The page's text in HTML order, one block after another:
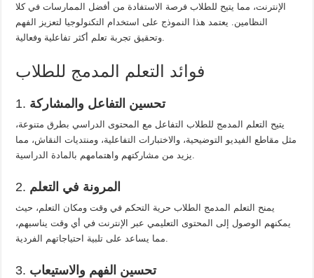
الإنترنت، مما يتيح للطلاب فرصة الاستفادة من أفضل الممارسات في كلا
النظامين. يعتمد هذا النموذج على استخدام التكنولوجيا لتعزيز الفهم
فوائد التعلم المدمج للطلاب
1. تحسين التفاعل والمشاركة
يتيح التعلم المدمج للطلاب التفاعل مع المحتوى الدراسي بطرق متنوعة،
مثل مقاطع الفيديو التوضيحية، والاختبارات التفاعلية، ومنتديات النقاش، مما
2. المرونة في التعلم
يمنح التعلم المدمج الطلاب حرية التحكم في وقت ومكان التعلم، حيث
يمكنهم الوصول إلى المحتوى التعليمي عبر الإنترنت في أي وقت يناسبهم،
3. تحسين الفهم والاستيعاب